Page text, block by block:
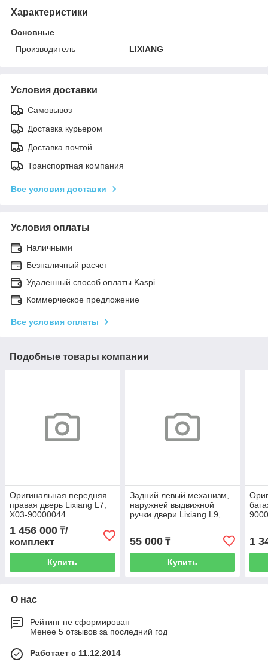
Характеристики
Основные
Производитель
LIXIANG
Условия доставки
Самовывоз
Доставка курьером
Доставка почтой
Транспортная компания
Все условия доставки
Условия оплаты
Наличными
Безналичный расчет
Удаленный способ оплаты Kaspi
Коммерческое предложение
Все условия оплаты
Подобные товары компании
Оригинальная передняя
правая дверь Lixiang L7,
X03-90000044
1 456 000 ₸/
комплект
Купить
Задний левый механизм,
наружней выдвижной
ручки двери Lixiang L9,
55 000₸
Купить
1
О нас
Рейтинг не сформирован
Менее 5 отзывов за последний год
Работает с 11.12.2014